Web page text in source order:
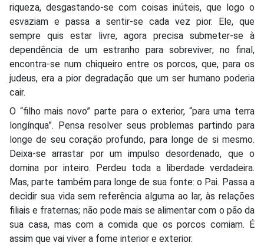
riqueza, desgastando-se com coisas inúteis, que logo o
esvaziam e passa a sentir-se cada vez pior. Ele, que
sempre quis estar livre, agora precisa submeter-se à
dependência de um estranho para sobreviver; no final,
encontra-se num chiqueiro entre os porcos, que, para os
judeus, era a pior degradação que um ser humano poderia
cair.
O “filho mais novo” parte para o exterior, “para uma terra
longínqua”. Pensa resolver seus problemas partindo para
longe de seu coração profundo, para longe de si mesmo.
Deixa-se arrastar por um impulso desordenado, que o
domina por inteiro. Perdeu toda a liberdade verdadeira.
Mas, parte também para longe de sua fonte: o Pai. Passa a
decidir sua vida sem referência alguma ao lar, às relações
filiais e fraternas; não pode mais se alimentar com o pão da
sua casa, mas com a comida que os porcos comiam. É
assim que vai viver a fome interior e exterior.